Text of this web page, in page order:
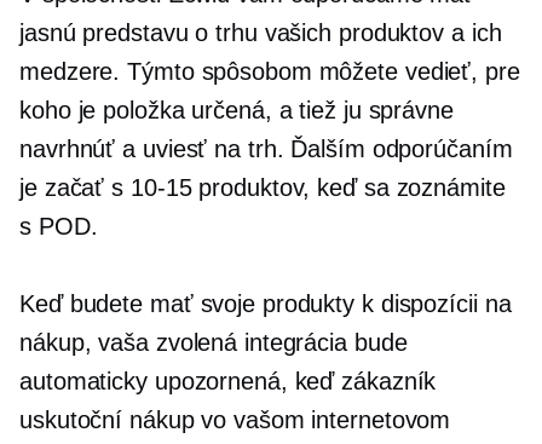
jasnú predstavu o trhu vašich produktov a ich
medzere. Týmto spôsobom môžete vedieť, pre
koho je položka určená, a tiež ju správne
navrhnúť a uviesť na trh. Ďalším odporúčaním
je začať s 10-15produktov, keď sa zoznámite
s POD.
Keď budete mať svoje produkty k dispozícii na
nákup, vaša zvolená integrácia bude
automaticky upozornená, keď zákazník
uskutoční nákup vo vašom internetovom